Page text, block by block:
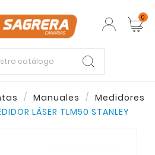
0
Manuales
Medidores
LÁSER TLM50 STANLEY